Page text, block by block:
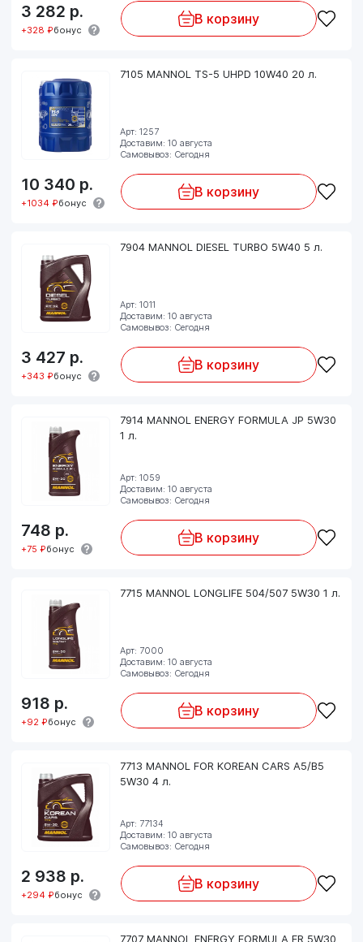
3 282 р.
+328 ₽бонус
В корзину
7105 MANNOL TS-5 UHPD 10W40 20 л.
Арт: 1257
Доставим: 10 августа
Самовывоз: Сегодня
10 340 р.
+1034 ₽бонус
В корзину
7904 MANNOL DIESEL TURBO 5W40 5 л.
Арт: 1011
Доставим: 10 августа
Самовывоз: Сегодня
3 427 р.
+343 ₽бонус
В корзину
7914 MANNOL ENERGY FORMULA JP 5W30
1 л.
Арт: 1059
Доставим: 10 августа
Самовывоз: Сегодня
748 р.
+75 ₽бонус
В корзину
7715 MANNOL LONGLIFE 504/507 5W30 1 л.
Арт: 7000
Доставим: 10 августа
Самовывоз: Сегодня
918 р.
+92 ₽бонус
В корзину
7713 MANNOL FOR KOREAN CARS A5/B5
5W30 4 л.
Арт: 77134
Доставим: 10 августа
Самовывоз: Сегодня
2 938 р.
+294 ₽бонус
В корзину
7707 MANNOL ENERGY FORMULA FR 5W30